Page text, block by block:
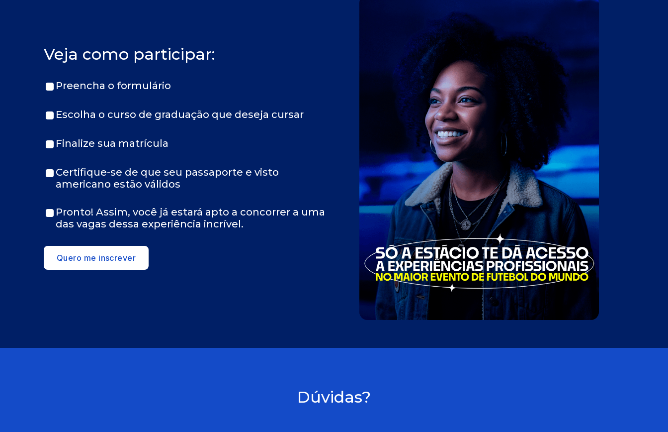
Veja como participar:
Preencha o formulário
Escolha o curso de graduação que deseja cursar
Finalize sua matrícula
Certifique-se de que seu passaporte e visto
americano estão válidos
Pronto! Assim, você já estará apto a concorrer a uma
das vagas dessa experiência incrível.
Quero me inscrever
Dúvidas?